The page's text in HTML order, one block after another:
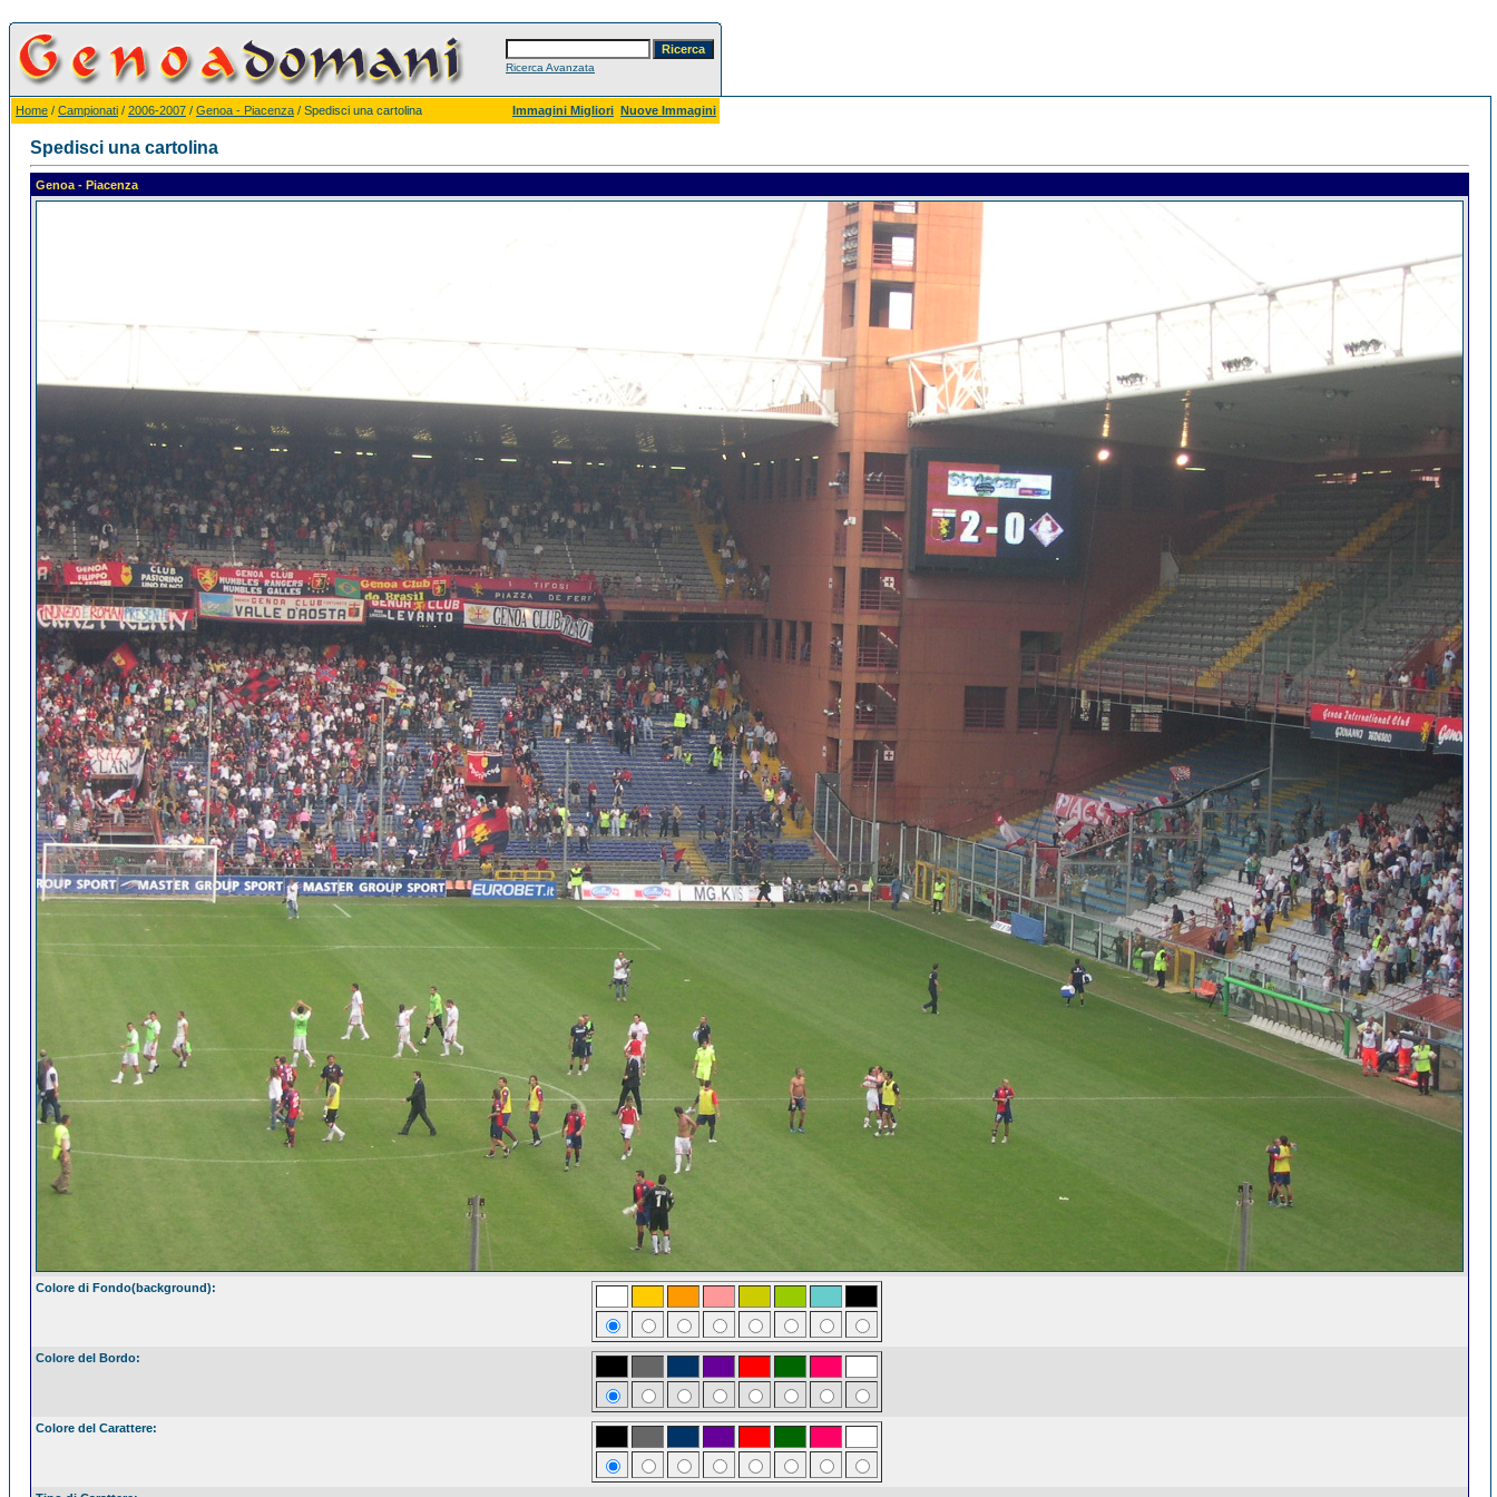
Ricerca Avanzata
Home / Campionati / 2006-2007 / Genoa - Piacenza / Spedisci una cartolina Immagini Migliori Nuove Immagini
Spedisci una cartolina
Genoa - Piacenza
Colore di Fondo(background):
Colore del Bordo:
Colore del Carattere: